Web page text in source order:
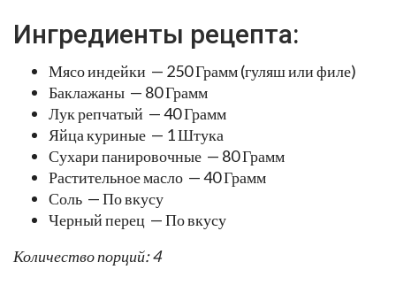
Ингредиенты рецепта:
Мясо индейки — 250 Грамм (гуляш или филе)
Баклажаны — 80 Грамм
Лук репчатый — 40 Грамм
Яйца куриные — 1 Штука
Сухари панировочные — 80 Грамм
Растительное масло — 40 Грамм
Соль — По вкусу
Черный перец — По вкусу
Количество порций: 4